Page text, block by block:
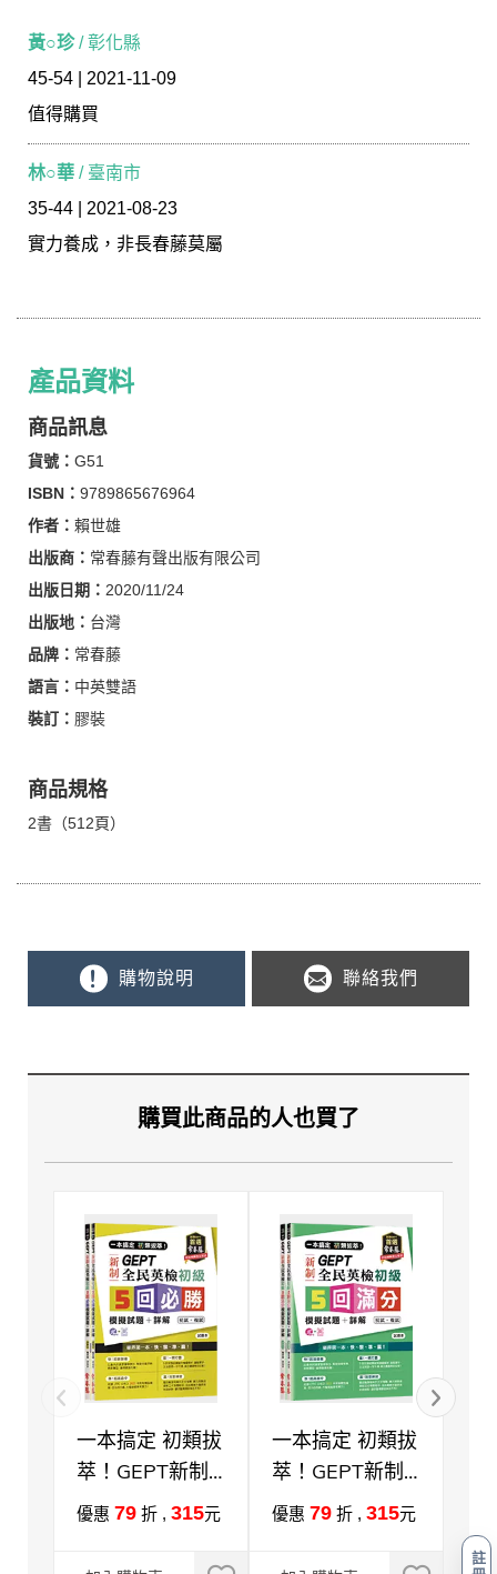
註
黃○珍/ 彰化縣
45-54 | 2021-11-09
值得購買
林○華 / 臺南市
35-44 | 2021-08-23
實力養成，非長春藤莫屬
產品資料
商品訊息
貨號： G51
ISBN： 9789865676964
作者： 賴世雄
出版商： 常春藤有聲出版有限公司
出版日期： 2020/11/24
出版地： 台灣
品牌： 常春藤
語言： 中英雙語
裝訂： 膠裝
商品規格
2書（512頁）
購物說明 聯絡我們
購買此商品的人也買了
一本搞定 初類拔
萃！GEPT新制
全民英檢初級5
+詳解(初試+複
優惠 79 折 , 315元
一本搞定 初類拔
萃！GEPT新制
全民英檢初級5
+詳解(初試+複
優惠 79 折 , 315元
試
(